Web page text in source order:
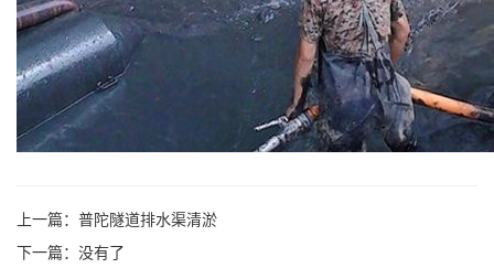
上一篇： 普陀隧道排水渠清淤
下一篇：没有了